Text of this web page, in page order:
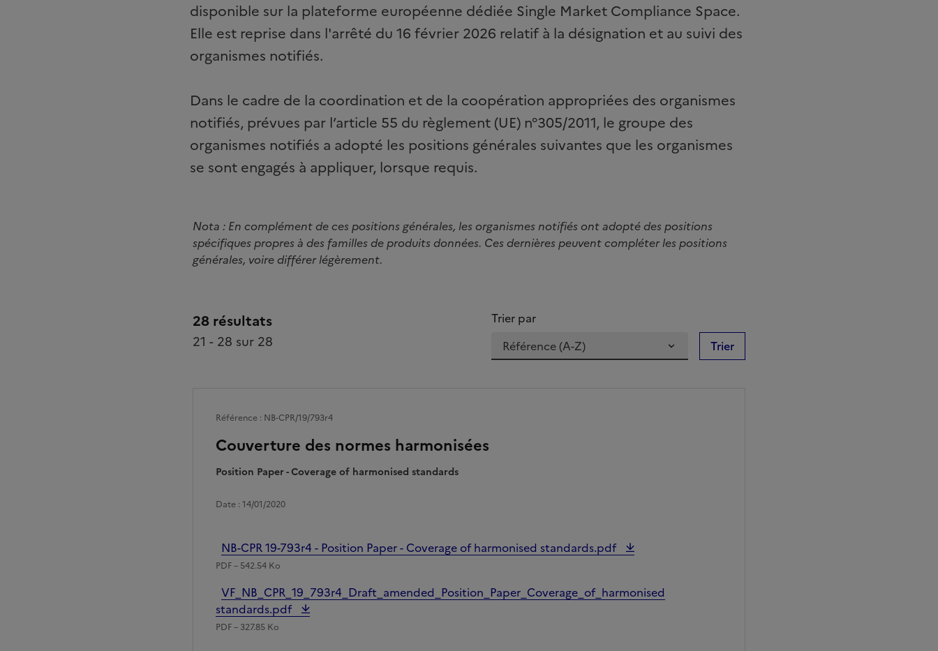
disponible sur la plateforme européenne dédiée Single Market Compliance Space.
Elle est reprise dans l'arrêté du 16 février 2026 relatif à la désignation et au suivi des
organismes notifiés.
Dans le cadre de la coordination et de la coopération appropriées des organismes
notifiés, prévues par l’article 55 du règlement (UE) n°305/2011, le groupe des
organismes notifiés a adopté les positions générales suivantes que les organismes
se sont engagés à appliquer, lorsque requis.
Nota : En complément de ces positions générales, les organismes notifiés ont adopté des positions
spécifiques propres à des familles de produits données. Ces dernières peuvent compléter les positions
générales, voire différer légèrement.
28 résultats
21 - 28 sur 28
Trier par
Trier
Couverture des normes harmonisées
Position Paper - Coverage of harmonised standards
Référence : NB-CPR/19/793r4
Date : 14/01/2020
Fichier
NB-CPR 19-793r4 - Position Paper - Coverage of harmonised standards.pdf
PDF – 542.54 Ko
Fichier
VF_NB_CPR_19_793r4_Draft_amended_Position_Paper_Coverage_of_harmonised
standards.pdf
PDF – 327.85 Ko